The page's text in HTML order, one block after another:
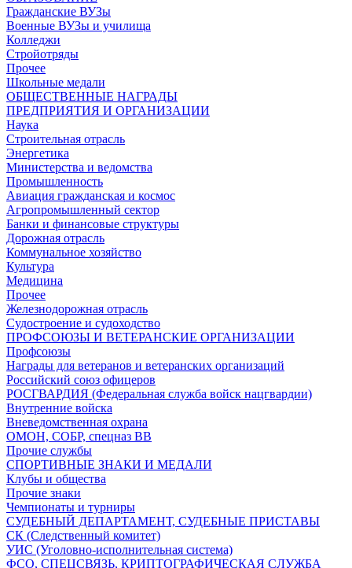
Гражданские ВУЗы
Военные ВУЗы и училища
Колледжи
Стройотряды
Прочее
Школьные медали
ОБЩЕСТВЕННЫЕ НАГРАДЫ
ПРЕДПРИЯТИЯ И ОРГАНИЗАЦИИ
Наука
Строительная отрасль
Энергетика
Министерства и ведомства
Промышленность
Авиация гражданская и космос
Агропромышленный сектор
Банки и финансовые структуры
Дорожная отрасль
Коммунальное хозяйство
Культура
Медицина
Прочее
Железнодорожная отрасль
Судостроение и судоходство
ПРОФСОЮЗЫ И ВЕТЕРАНСКИЕ ОРГАНИЗАЦИИ
Профсоюзы
Награды для ветеранов и ветеранских организаций
Российский союз офицеров
РОСГВАРДИЯ (Федеральная служба войск нацгвардии)
Внутренние войска
Вневедомственная охрана
ОМОН, СОБР, спецназ ВВ
Прочие службы
СПОРТИВНЫЕ ЗНАКИ И МЕДАЛИ
Клубы и общества
Прочие знаки
Чемпионаты и турниры
СУДЕБНЫЙ ДЕПАРТАМЕНТ, СУДЕБНЫЕ ПРИСТАВЫ
СК (Следственный комитет)
УИС (Уголовно-исполнительная система)
ФСО, СПЕЦСВЯЗЬ, КРИПТОГРАФИЧЕСКАЯ СЛУЖБА